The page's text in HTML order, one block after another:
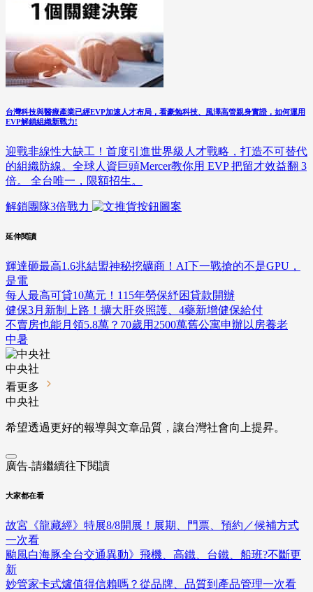
台灣科技與醫療產業已經EVP加速人才布局，看豪勉科技、風澤高管親身實證，如何運用
EVP解鎖組織新戰力!
迎戰非線性大缺工！首度引進世界級人才戰略，打造不可替代
的組織防線。全球人資巨頭Mercer教你用 EVP 把留才效益翻 3
倍。 全台唯一，限額招生。
解鎖團隊3倍戰力
延伸閱讀
輝達砸最高1.6兆結盟神秘挖礦商！AI下一戰搶的不是GPU，
是電
每人最高可貸10萬元！115年勞保紓困貸款開辦
健保3月新制上路！擴大肝炎照護、4藥新增健保給付
不賣房也能月領5.8萬？70歲用2500萬舊公寓申辦以房養老
中暑
中央社
看更多
中央社
希望透過更好的報導與文章品質，讓台灣社會向上提昇。
廣告-請繼續往下閱讀
大家都在看
故宮《龍藏經》特展8/8開展！展期、門票、預約／候補方式
一次看
颱風白海豚全台交通異動》飛機、高鐵、台鐵、船班?不斷更
新
妙管家卡式爐值得信賴嗎？從品牌、品質到產品管理一次看